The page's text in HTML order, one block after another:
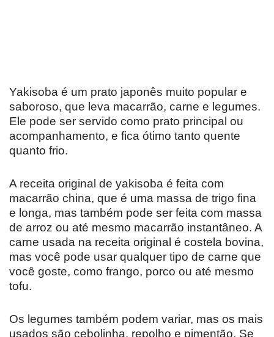
Yakisoba é um prato japonês muito popular e
saboroso, que leva macarrão, carne e legumes.
Ele pode ser servido como prato principal ou
acompanhamento, e fica ótimo tanto quente
quanto frio.
A receita original de yakisoba é feita com
macarrão china, que é uma massa de trigo fina
e longa, mas também pode ser feita com massa
de arroz ou até mesmo macarrão instantâneo. A
carne usada na receita original é costela bovina,
mas você pode usar qualquer tipo de carne que
você goste, como frango, porco ou até mesmo
tofu.
Os legumes também podem variar, mas os mais
usados são cebolinha, repolho e pimentão. Se